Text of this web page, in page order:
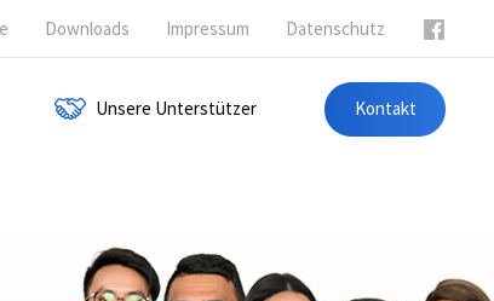
Downloads Impressum Datenschutz
Unsere Unterstützer Kontakt